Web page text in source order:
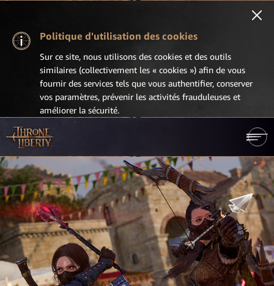
Politique d'utilisation des cookies
Sur ce site, nous utilisons des cookies et des outils
similaires (collectivement les « cookies ») afin de vous
fournir des services tels que vous authentifier, conserver
vos paramètres, prévenir les activités frauduleuses et
améliorer la sécurité.